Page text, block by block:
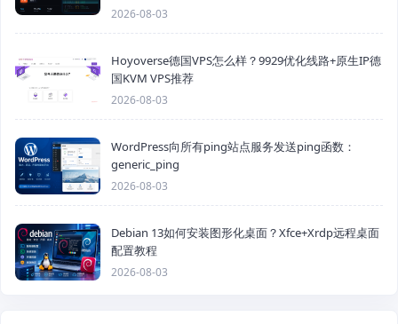
2026-08-03
Hoyoverse德国VPS怎么样？9929优化线路+原生IP德
国KVM VPS推荐
2026-08-03
WordPress向所有ping站点服务发送ping函数：
generic_ping
2026-08-03
Debian 13如何安装图形化桌面？Xfce+Xrdp远程桌面
配置教程
2026-08-03